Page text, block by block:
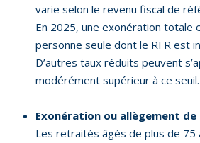
varie selon le revenu fiscal de
En 2025, une exonération totale
personne seule dont le RFR est
D’autres taux réduits peuvent
modérément supérieur à ce seuil.
Exonération ou allègement
Les retraités âgés de plus de 75